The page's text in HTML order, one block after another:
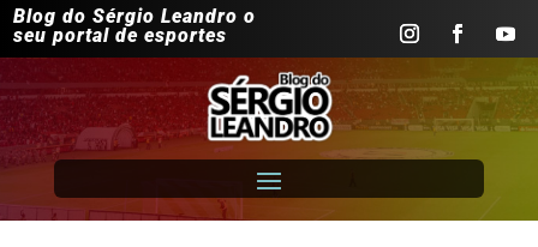
Blog do Sérgio Leandro o
seu portal de esportes